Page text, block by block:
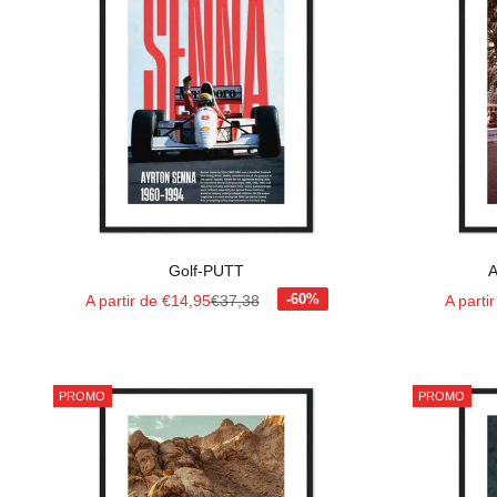
Golf-PUTT
Prix de vente
A partir de €14,95Prix normal
€37,38
Prix
A
PROMO PROMO